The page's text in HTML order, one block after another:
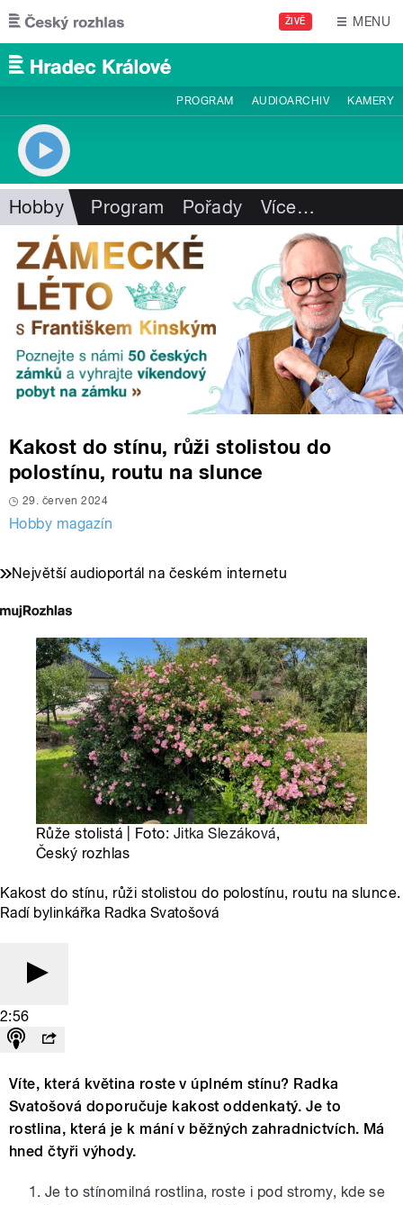
Přejít k hlavnímu obsahu
ŽIVĚ MENU
PROGRAM AUDIOARCHIV KAMERY
Hobby Program Pořady Více…
Kakost do stínu, růži stolistou do
polostínu, routu na slunce
29. červen 2024
Hobby magazín
Největší audioportál na českém internetu
Růže stolistá | Foto: Jitka Slezáková,
Český rozhlas
Kakost do stínu, růži stolistou do polostínu, routu na slunce.
Radí bylinkářka Radka Svatošová
2:56
Víte, která květina roste v úplném stínu? Radka
Svatošová doporučuje kakost oddenkatý. Je to
rostlina, která je k mání v běžných zahradnictvích. Má
hned čtyři výhody.
Je to stínomilná rostlina, roste i pod stromy, kde se